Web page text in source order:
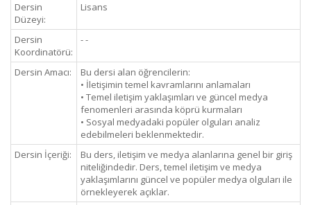
Dersin
Düzeyi:
Lisans
Dersin
Koordinatörü:
- -
Dersin Amacı:
Bu dersi alan öğrencilerin:
• İletişimin temel kavramlarını anlamaları
• Temel iletişim yaklaşımları ve güncel medya
fenomenleri arasında köprü kurmaları
• Sosyal medyadaki popüler olguları analiz
edebilmeleri beklenmektedir.
Dersin İçeriği:
Bu ders, iletişim ve medya alanlarına genel bir giriş
niteliğindedir. Ders, temel iletişim ve medya
yaklaşımlarını güncel ve popüler medya olguları ile
örnekleyerek açıklar.